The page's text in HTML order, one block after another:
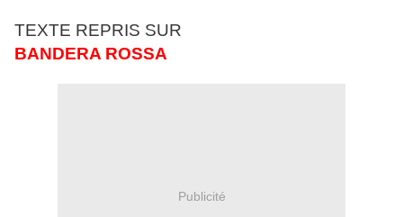
TEXTE REPRIS SUR
BANDERA ROSSA
Publicité